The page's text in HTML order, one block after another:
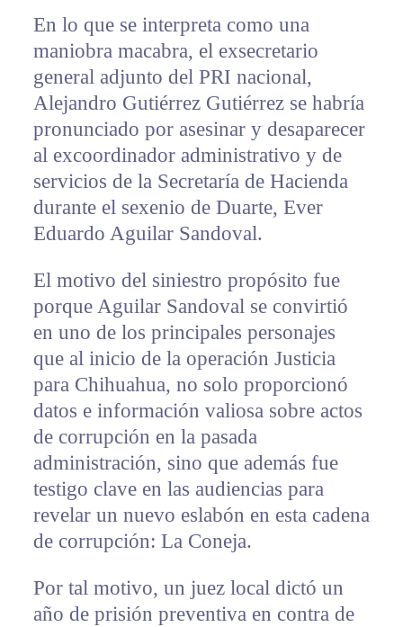
En lo que se interpreta como una
maniobra macabra, el exsecretario
general adjunto del PRI nacional,
Alejandro Gutiérrez Gutiérrez se habría
pronunciado por asesinar y desaparecer
al excoordinador administrativo y de
servicios de la Secretaría de Hacienda
durante el sexenio de Duarte, Ever
Eduardo Aguilar Sandoval.
El motivo del siniestro propósito fue
porque Aguilar Sandoval se convirtió
en uno de los principales personajes
que al inicio de la operación Justicia
para Chihuahua, no solo proporcionó
datos e información valiosa sobre actos
de corrupción en la pasada
administración, sino que además fue
testigo clave en las audiencias para
revelar un nuevo eslabón en esta cadena
de corrupción: La Coneja.
Por tal motivo, un juez local dictó un
año de prisión preventiva en contra de